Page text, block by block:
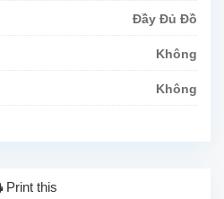
Đầy Đủ Đồ
Không
Không
Print this